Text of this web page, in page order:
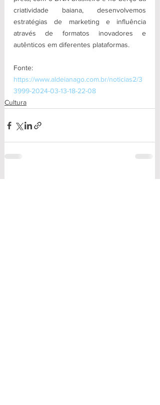
criatividade baiana, desenvolvemos
estratégias de marketing e influência
através de formatos inovadores e
autênticos em diferentes plataformas.
https://www.aldeianago.com.br/noticias2/3
3999-2024-03-13-18-22-08
Cultura